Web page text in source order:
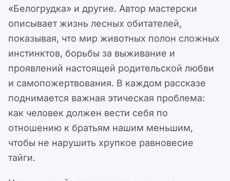
«Белогрудка» и другие. Автор мастерски
описывает жизнь лесных обитателей,
показывая, что мир животных полон сложных
инстинктов, борьбы за выживание и
проявлений настоящей родительской любви
и самопожертвования. В каждом рассказе
поднимается важная этическая проблема:
как человек должен вести себя по
отношению к братьям нашим меньшим,
чтобы не нарушить хрупкое равновесие
тайги.